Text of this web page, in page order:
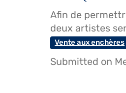
Afin de
deux artistes
Vente aux enchères
Submitted on